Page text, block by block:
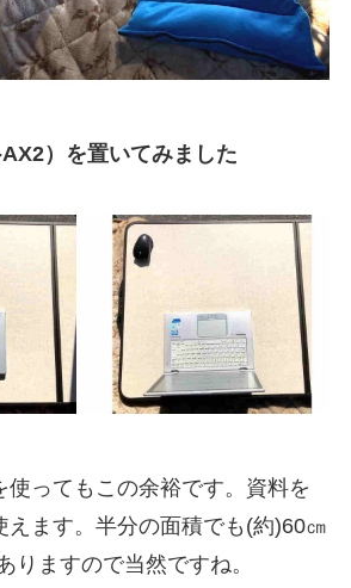
）を置いてみました
使ってもこの余裕です。資料を
えます。半分の面積でも(約)60㎝
りますので当然ですね。